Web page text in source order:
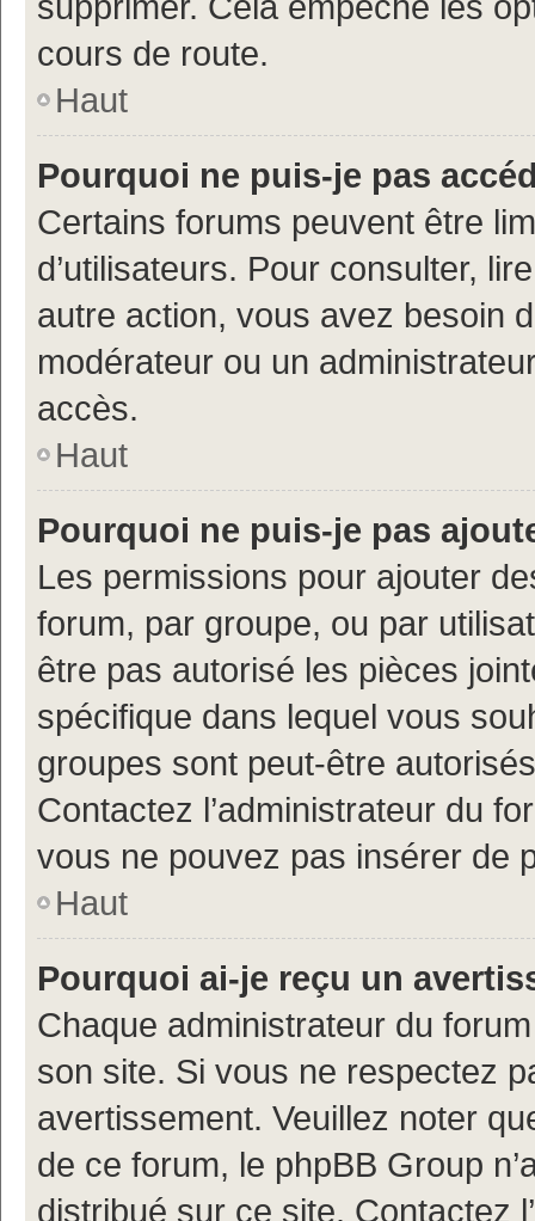
cours de route.
Haut
Pourquoi ne puis-je pas
Certains forums peuvent être
d’utilisateurs. Pour consulter,
autre action, vous avez besoin
modérateur ou un
accès.
Haut
Pourquoi ne puis-je pas
Les permissions pour ajouter
forum, par groupe, ou par
être pas autorisé les pièces
spécifique dans lequel vous
groupes sont peut-être
Contactez l’administrateur du
vous ne pouvez pas insérer de
Haut
Pourquoi ai-je reçu un
Chaque administrateur du
son site. Si vous ne respectez
avertissement. Veuillez noter
de ce forum, le phpBB Group
distribué sur ce site. Contactez